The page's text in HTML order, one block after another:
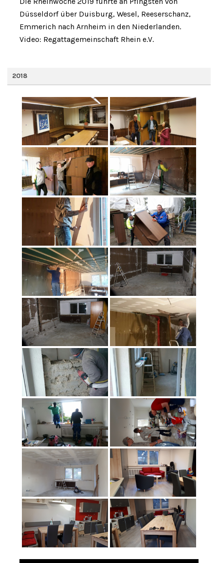
Düsseldorf über Duisburg, Wesel, Reeserschanz,
Emmerich nach Arnheim in den Niederlanden.
Video: Regattagemeinschaft Rhein e.V.
2018